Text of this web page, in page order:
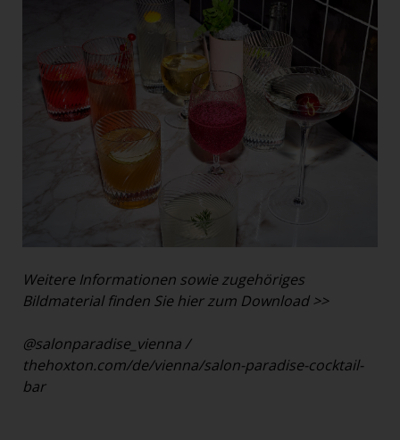
Weitere Informationen sowie zugehöriges
Bildmaterial finden Sie hier zum Download >>
@salonparadise_vienna/
thehoxton.com/de/vienna/salon-paradise-cocktail-
bar